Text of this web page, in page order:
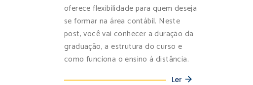
oferece flexibilidade para quem deseja
se formar na área contábil. Neste
post, você vai conhecer a duração da
graduação, a estrutura do curso e
como funciona o ensino à distância.
Ler